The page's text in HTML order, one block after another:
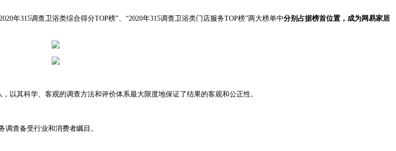
年315调查卫浴类综合得分TOP榜”、“2020年315调查卫浴类门店服务TOP榜”两大榜单中分别占据榜首位置，成为网易家居
以其科学、客观的调查方法和评价体系最大限度地保证了结果的客观和公正性。
调查备受行业和消费者瞩目。